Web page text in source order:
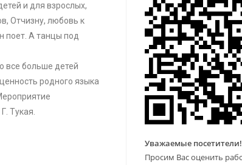
и для взрослых,
Отчизну, любовь к
поет. А танцы под
все больше детей
родного языка
Тукая.
Уважаемые посетители!
Просим Вас оценить